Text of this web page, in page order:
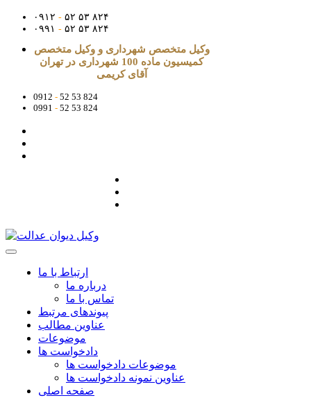
۰۹۱۲ - ۵۲ ۵۳ ۸۲۴
۰۹۹۱ - ۵۲ ۵۳ ۸۲۴
وکیل متخصص شهرداری و وکیل متخصص
کمیسیون ماده 100 شهرداری در تهران
آقای کریمی
0912 - 52 53 824
0991 - 52 53 824
ارتباط با ما
درباره ما
تماس با ما
پیوندهای مرتبط
عناوین مطالب
موضوعات
دادخواست ها
موضوعات دادخواست ها
عناوین نمونه دادخواست ها
صفحه اصلی